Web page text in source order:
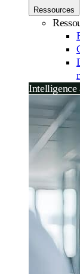
Ressources